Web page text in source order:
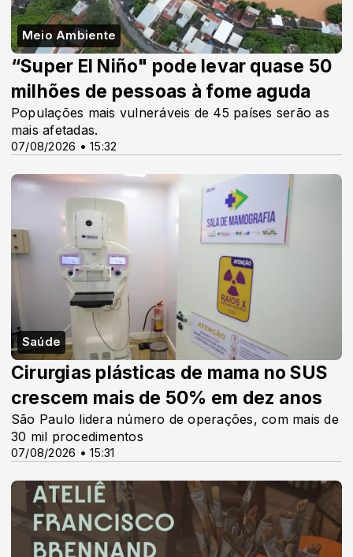
Meio Ambiente
07/08/2026 • 15:32
“Super El Niño" pode levar quase 50
milhões de pessoas à fome aguda
Populações mais vulneráveis de 45 países serão as
mais afetadas.
Saúde
07/08/2026 • 15:31
Cirurgias plásticas de mama no SUS
crescem mais de 50% em dez anos
São Paulo lidera número de operações, com mais de
30 mil procedimentos